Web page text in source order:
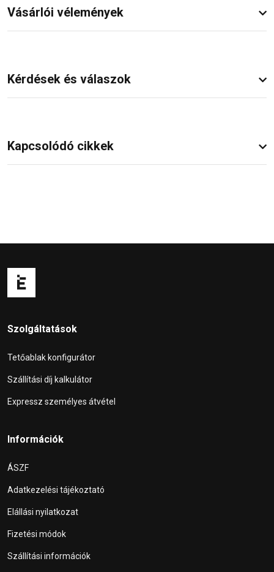
Vásárlói vélemények
Kérdések és válaszok
Kapcsolódó cikkek
Szolgáltatások
Tetőablak konfigurátor
Szállítási díj kalkulátor
Expressz személyes átvétel
Információk
ÁSZF
Adatkezelési tájékoztató
Elállási nyilatkozat
Fizetési módok
Szállítási információk